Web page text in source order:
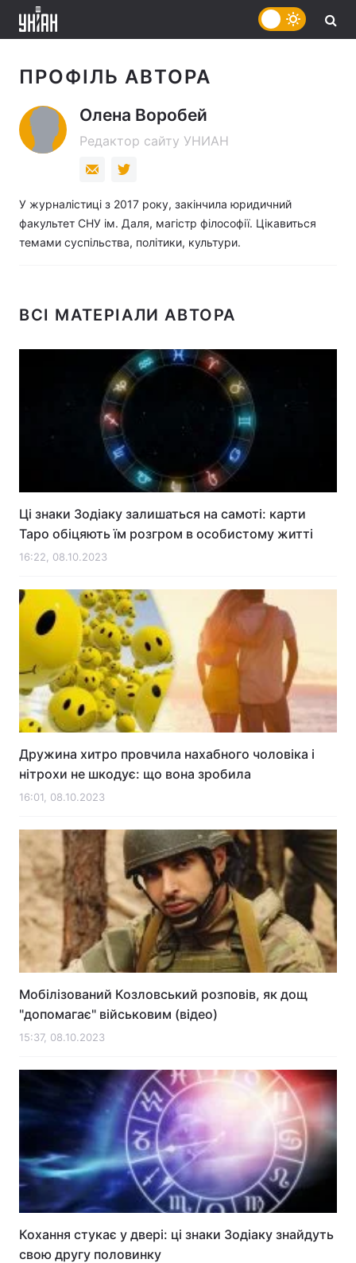
Головна Війна
Економіка Світ
Спорт Наука
Техно і зв'язок Лайт
Зброя Інциденти
Здоров'я Туризм
Цікавинки Погода
Статті
Інтерв'ю Думки
Архів Вакансії
ПРОФІЛЬ АВТОРА
Олена Воробей
Редактор сайту УНИАН
У журналістиці з 2017 року, закінчила юридичний
факультет СНУ ім. Даля, магістр філософії. Цікавиться
темами суспільства, політики, культури.
ВСІ МАТЕРІАЛИ АВТОРА
Ці знаки Зодіаку залишаться на самоті: карти
Таро обіцяють їм розгром в особистому житті
16:22, 08.10.2023
Дружина хитро провчила нахабного чоловіка і
нітрохи не шкодує: що вона зробила
16:01, 08.10.2023
Мобілізований Козловський розповів, як дощ
"допомагає" військовим (відео)
15:37, 08.10.2023
Кохання стукає у двері: ці знаки Зодіаку знайдуть
свою другу половинку